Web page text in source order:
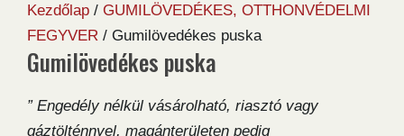
Kezdőlap / GUMILÖVEDÉKES, OTTHONVÉDELMI
FEGYVER / Gumilövedékes puska
Gumilövedékes puska
” Engedély nélkül vásárolható, riasztó vagy
gáztölténnyel, magánterületen pedig